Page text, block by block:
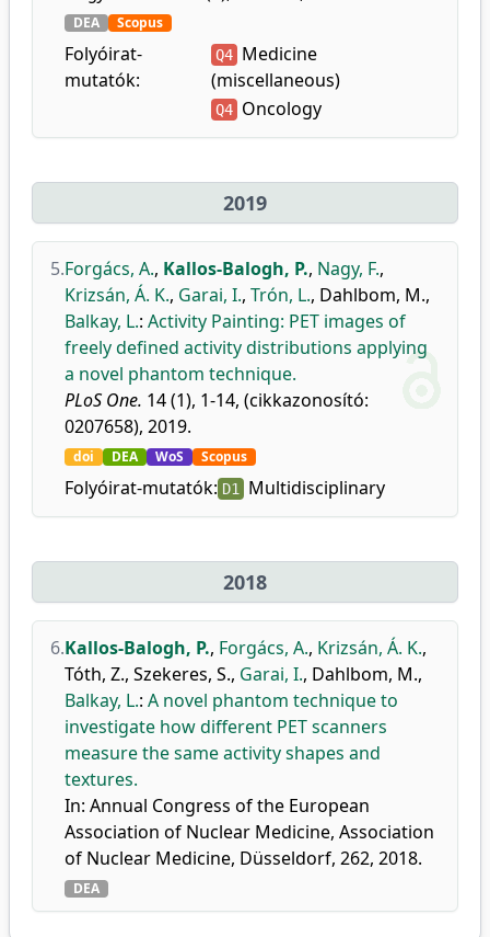
DEA Scopus
Folyóirat-
mutatók:
Q4 Medicine
(miscellaneous)
Q4 Oncology
2019
5.Forgács, A., Kallos-Balogh, P., Nagy, F.,
Krizsán, Á. K., Garai, I., Trón, L., Dahlbom, M.,
Balkay, L.: Activity Painting: PET images of
freely defined activity distributions applying
a novel phantom technique.
PLoS One. 14 (1), 1-14, (cikkazonosító:
0207658), 2019.
doi DEA WoS Scopus
Folyóirat-mutatók: D1 Multidisciplinary
2018
6.Kallos-Balogh, P., Forgács, A., Krizsán, Á. K.,
Tóth, Z., Szekeres, S., Garai, I., Dahlbom, M.,
Balkay, L.: A novel phantom technique to
investigate how different PET scanners
measure the same activity shapes and
textures.
In: Annual Congress of the European
Association of Nuclear Medicine, Association
of Nuclear Medicine, Düsseldorf, 262, 2018.
DEA